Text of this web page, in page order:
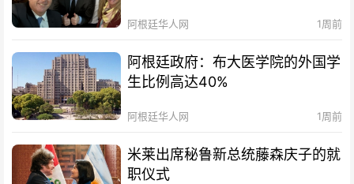
阿根廷华人网 1周前
阿根廷政府：布大医学院的外国学
生比例高达40%
阿根廷华人网 1周前
米莱出席秘鲁新总统藤森庆子的就
职仪式